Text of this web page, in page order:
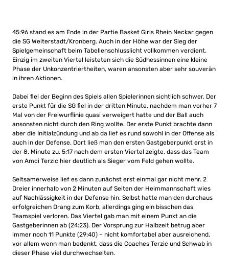
45:96 stand es am Ende in der Partie Basket Girls Rhein Neckar gegen
die SG Weiterstadt/Kronberg. Auch in der Höhe war der Sieg der
Spielgemeinschaft beim Tabellenschlusslicht vollkommen verdient.
Einzig im zweiten Viertel leisteten sich die Südhessinnen eine kleine
Phase der Unkonzentriertheiten, waren ansonsten aber sehr souverän
in ihren Aktionen.
Dabei fiel der Beginn des Spiels allen Spielerinnen sichtlich schwer. Der
erste Punkt für die SG fiel in der dritten Minute, nachdem man vorher 7
Mal von der Freiwurflinie quasi verweigert hatte und der Ball auch
ansonsten nicht durch den Ring wollte. Der erste Punkt brachte dann
aber die Initialzündung und ab da lief es rund sowohl in der Offense als
auch in der Defense. Dort ließ man den ersten Gastgeberpunkt erst in
der 8. Minute zu. 5:17 nach dem ersten Viertel zeigte, dass das Team
von Amci Terzic hier deutlich als Sieger vom Feld gehen wollte.
Seltsamerweise lief es dann zunächst erst einmal gar nicht mehr. 2
Dreier innerhalb von 2 Minuten auf Seiten der Heimmannschaft wies
auf Nachlässigkeit in der Defense hin. Selbst hatte man den durchaus
erfolgreichen Drang zum Korb, allerdings ging ein bisschen das
Teamspiel verloren. Das Viertel gab man mit einem Punkt an die
Gastgeberinnen ab (24:23). Der Vorsprung zur Halbzeit betrug aber
immer noch 11 Punkte (29:40) – nicht komfortabel aber ausreichend,
vor allem wenn man bedenkt, dass die Coaches Terzic und Schwab in
dieser Phase viel durchwechselten.